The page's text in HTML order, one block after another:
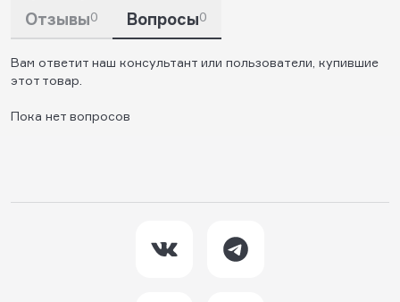
Отзывы0 Вопросы0
Вам ответит наш консультант или пользователи, купившие
этот товар.
Пока нет вопросов